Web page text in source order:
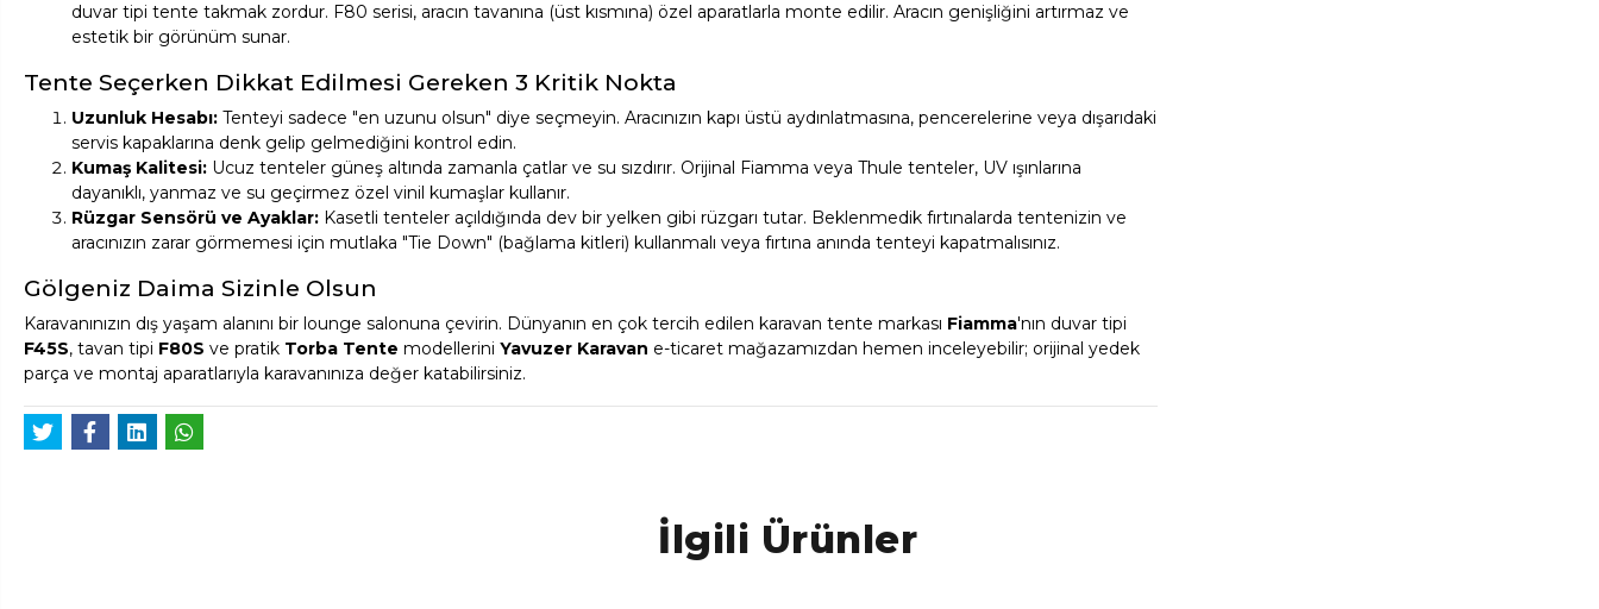
duvar tipi tente takmak zordur. F80 serisi, aracın tavanına (üst kısmına) özel aparatlarla monte edilir. Aracın genişliğini artırmaz ve
estetik bir görünüm sunar.
Tente Seçerken Dikkat Edilmesi Gereken 3 Kritik Nokta
Uzunluk Hesabı: Tenteyi sadece "en uzunu olsun" diye seçmeyin. Aracınızın kapı üstü aydınlatmasına, pencerelerine veya dışarıdaki
servis kapaklarına denk gelip gelmediğini kontrol edin.
Kumaş Kalitesi: Ucuz tenteler güneş altında zamanla çatlar ve su sızdırır. Orijinal Fiamma veya Thule tenteler, UV ışınlarına
dayanıklı, yanmaz ve su geçirmez özel vinil kumaşlar kullanır.
Rüzgar Sensörü ve Ayaklar: Kasetli tenteler açıldığında dev bir yelken gibi rüzgarı tutar. Beklenmedik fırtınalarda tentenizin ve
aracınızın zarar görmemesi için mutlaka "Tie Down" (bağlama kitleri) kullanmalı veya fırtına anında tenteyi kapatmalısınız.
Gölgeniz Daima Sizinle Olsun
Karavanınızın dış yaşam alanını bir lounge salonuna çevirin. Dünyanın en çok tercih edilen karavan tente markası Fiamma'nın duvar tipi
F45S, tavan tipi F80S ve pratik Torba Tente modellerini Yavuzer Karavan e-ticaret mağazamızdan hemen inceleyebilir; orijinal yedek
parça ve montaj aparatlarıyla karavanınıza değer katabilirsiniz.
İlgili Ürünler